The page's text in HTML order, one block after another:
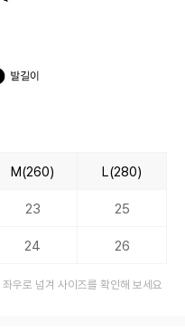
M(260) L(280)
23 25
24 26
좌우로 넘겨 사이즈를 확인해 보세요